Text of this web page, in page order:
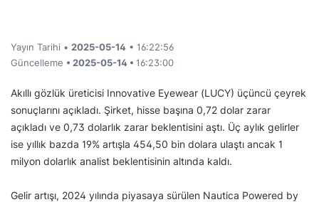
Yayın Tarihi • 2025-05-14 • 16:22:56
Güncelleme • 2025-05-14 • 16:23:00
Akıllı gözlük üreticisi Innovative Eyewear (LUCY) üçüncü çeyrek
sonuçlarını açıkladı. Şirket, hisse başına 0,72 dolar zarar
açıkladı ve 0,73 dolarlık zarar beklentisini aştı. Üç aylık gelirler
ise yıllık bazda 19% artışla 454,50 bin dolara ulaştı ancak 1
milyon dolarlık analist beklentisinin altında kaldı.
Gelir artışı, 2024 yılında piyasaya sürülen Nautica Powered by